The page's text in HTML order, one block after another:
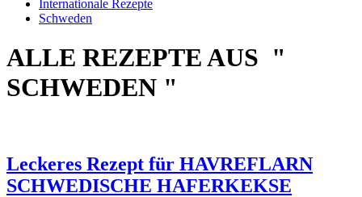
Internationale Rezepte
Schweden
ALLE REZEPTE AUS "
SCHWEDEN "
Leckeres Rezept für HAVREFLARN
SCHWEDISCHE HAFERKEKSE